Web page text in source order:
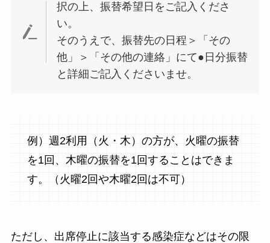
択の上、振替希望日をご記入くださ
い。
そのうえで、振替先の日程＞「その
他」＞「その他の連絡」にて●日分振替
と詳細ご記入くださいませ。
例）週2利用（火・木）の方が、火曜の振替
を1回、木曜の振替を1回することはできま
す。（火曜2回や木曜2回は不可）
ただし、出席停止に該当する感染症などはその限